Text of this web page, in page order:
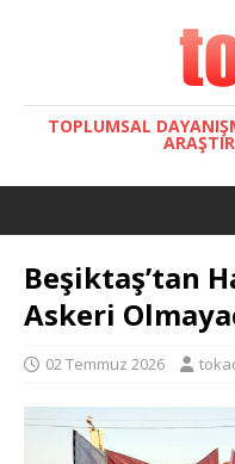
TOPLUMSAL
Beşiktaş’tan
Askeri
02 Temmuz 2026